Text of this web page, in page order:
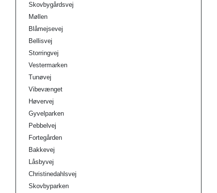
Skovbygårdsvej
Møllen
Blåmejsevej
Bellisvej
Storringvej
Vestermarken
Tunøvej
Vibevænget
Høvervej
Gyvelparken
Pebbelvej
Fortegården
Bakkevej
Låsbyvej
Christinedahlsvej
Skovbyparken